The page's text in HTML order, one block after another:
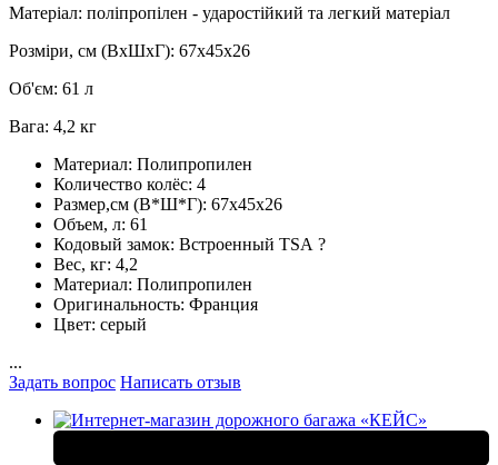
Матеріал: поліпропілен - ударостійкий та легкий матеріал
Розміри, см (ВхШхГ): 67x45x26
Об'єм: 61 л
Вага: 4,2 кг
Материал: Полипропилен
Количество колёс: 4
Размер,см (В*Ш*Г): 67x45x26
Объем, л: 61
Кодовый замок: Встроенный TSA ?
Вес, кг: 4,2
Материал: Полипропилен
Оригинальность: Франция
Цвет: серый
...
Задать вопрос Написать отзыв